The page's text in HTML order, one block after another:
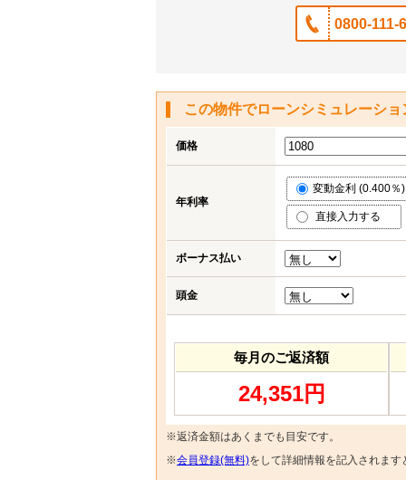
0800-111-
この物件でローンシミュレーショ
価格
年利率
変動金利 (0.400％)
直接入力する
ボーナス払い
頭金
毎月のご返済額
24,351円
※返済金額はあくまでも目安です。
※会員登録(無料)をして詳細情報を記入されま